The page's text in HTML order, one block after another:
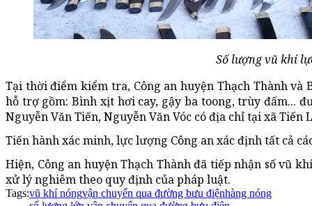
Số lượng vũ khí
Tại thời điểm kiểm tra, Công an huyện Thạch Thành
hỗ trợ gồm: Bình xịt hơi cay, gậy ba toong, trùy đấm...
Nguyễn Văn Tiến, Nguyễn Văn Vóc có địa chỉ tại xã
Tiến hành xác minh, lực lượng Công an xác định tất cả
Hiện, Công an huyện Thạch Thành đã tiếp nhận số vũ
xử lý nghiêm theo quy định của pháp luật.
Tags:vũ khí nóngvận chuyển qua đường bưu điệnhàng nóng